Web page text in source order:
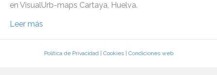
en VisualUrb-maps Cartaya, Huelva.
Leer más
Política de Privacidad| Cookies| Condiciones web